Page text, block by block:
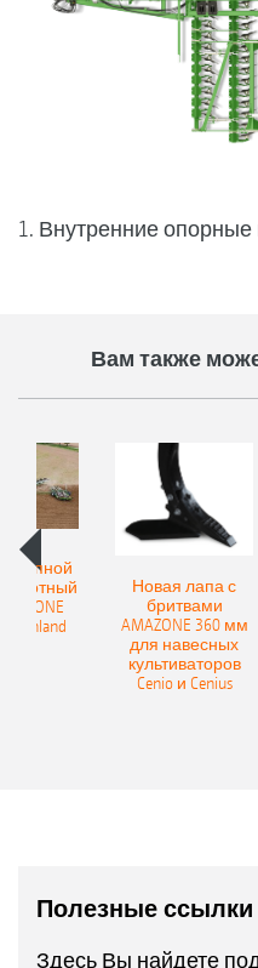
1. Внутренние опорные
Вам также
Onland
Новая лапа с
бритвами
AMAZONE 360 мм
для навесных
культиваторов
Cenio и Cenius
Полезные ссылки
Здесь Вы найдете